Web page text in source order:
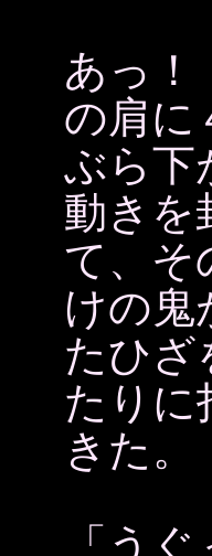
あっ
の肩に
ぶら下
動きを
て、そ
けの鬼
たひざ
たりに
きた。
「う